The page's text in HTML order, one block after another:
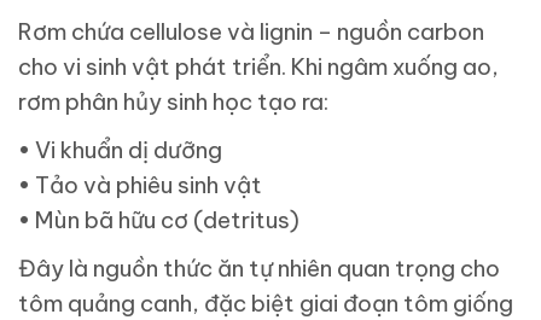
Rơm chứa cellulose và lignin – nguồn carbon
cho vi sinh vật phát triển. Khi ngâm xuống ao,
rơm phân hủy sinh học tạo ra:
• Vi khuẩn dị dưỡng
• Tảo và phiêu sinh vật
• Mùn bã hữu cơ (detritus)
Đây là nguồn thức ăn tự nhiên quan trọng cho
tôm quảng canh, đặc biệt giai đoạn tôm giống